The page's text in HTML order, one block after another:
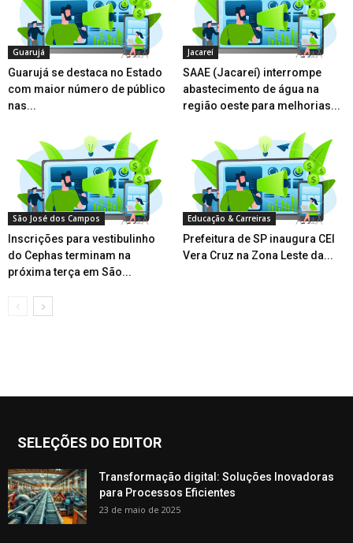
Guarujá
Guarujá se destaca no Estado
com maior número de público
nas...
Jacareí
SAAE (Jacareí) interrompe
abastecimento de água na
região oeste para melhorias...
São José dos Campos
Inscrições para vestibulinho
do Cephas terminam na
próxima terça em São...
Educação & Carreiras
Prefeitura de SP inaugura CEI
Vera Cruz na Zona Leste da...
SELEÇÕES DO EDITOR
Transformação digital: Soluções Inovadoras
para Processos Eficientes
23 de maio de 2025